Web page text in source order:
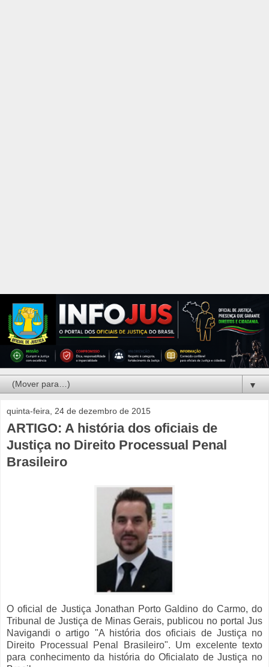
▼
quinta-feira, 24 de dezembro de 2015
ARTIGO: A história dos oficiais de
Justiça no Direito Processual Penal
Brasileiro
O oficial de Justiça Jonathan Porto Galdino do Carmo, do
Tribunal de Justiça de Minas Gerais, publicou no portal Jus
Navigandi o artigo "A história dos oficiais de Justiça no
Direito Processual Penal Brasileiro". Um excelente texto
para conhecimento da história do Oficialato de Justiça no